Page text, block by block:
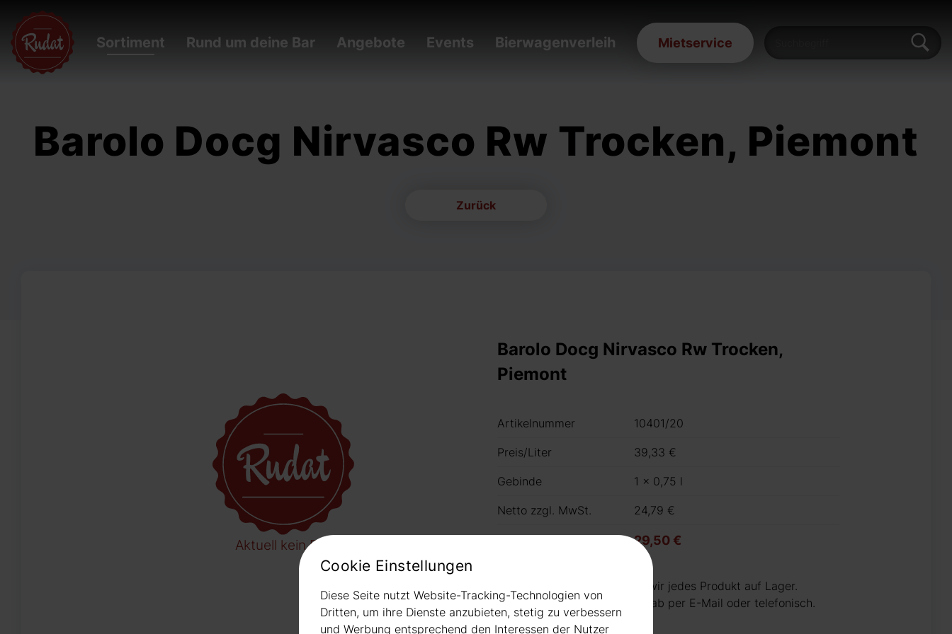
Sortiment Rund um deine Bar Angebote Events Bierwagenverleih Mietservice
Barolo Docg Nirvasco Rw Trocken, Piemont
Zurück
Aktuell kein Bild
Barolo Docg Nirvasco Rw Trocken,
Piemont
Artikelnummer 10401/20
Preis/Liter 39,33 €
Gebinde 1 x 0,75 l
Netto zzgl. MwSt. 24,79 €
Preis 29,50 €
Hinweis: nicht immer haben wir jedes Produkt auf Lager.
Bitte informieren Sie sich vorab per E-Mail oder telefonisch.
Cookie Einstellungen
Diese Seite nutzt Website-Tracking-Technologien von
Dritten, um ihre Dienste anzubieten, stetig zu verbessern
und Werbung entsprechend den Interessen der Nutzer